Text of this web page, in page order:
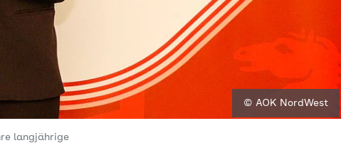
© AOK NordWest
langjährige